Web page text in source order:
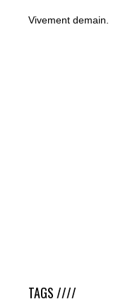
Vivement demain.
TAGS ////